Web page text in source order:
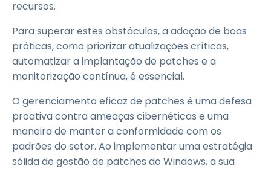
recursos.
Para superar estes obstáculos, a adoção de boas
práticas, como priorizar atualizações críticas,
automatizar a implantação de patches e a
monitorização contínua, é essencial.
O gerenciamento eficaz de patches é uma defesa
proativa contra ameaças cibernéticas e uma
maneira de manter a conformidade com os
padrões do setor. Ao implementar uma estratégia
sólida de gestão de patches do Windows, a sua